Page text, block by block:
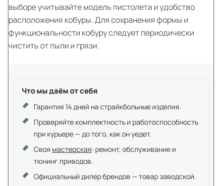
выборе учитывайте модель пистолета и удобство
расположения кобуры. Для сохранения формы и
функциональности кобуру следует периодически
чистить от пыли и грязи.
Что мы даём от себя
Гарантия 14 дней на страйкбольные изделия.
Проверяйте комплектность и работоспособность
при курьере — до того, как он уедет.
Своя мастерская: ремонт, обслуживание и
тюнинг приводов.
Официальный дилер брендов — товар заводской.